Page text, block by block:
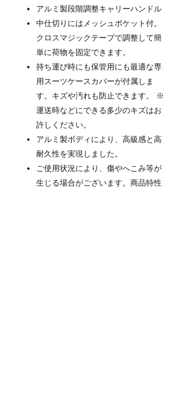
アルミ製段階調整キャリーハンドル
中仕切りにはメッシュポケット付。
クロスマジックテープで調整して簡
単に荷物を固定できます。
持ち運び時にも保管用にも最適な専
用スーツケースカバーが付属しま
す。キズや汚れも防止できます。 ※
運送時などにできる多少のキズはお
許しください。
アルミ製ボディにより、高級感と高
耐久性を実現しました。
ご使用状況により、傷やへこみ等が
生じる場合がございます。商品特性